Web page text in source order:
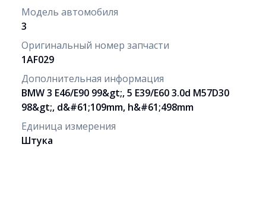
Модель автомобиля
3
Оригинальный номер запчасти
1AF029
Дополнительная информация
BMW 3 E46/E90 99&gt;, 5 E39/E60 3.0d M57D30
98&gt;, d&#61;109mm, h&#61;498mm
Единица измерения
Штука